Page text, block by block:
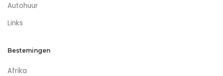
Autohuur
Links
Bestemingen
Afrika